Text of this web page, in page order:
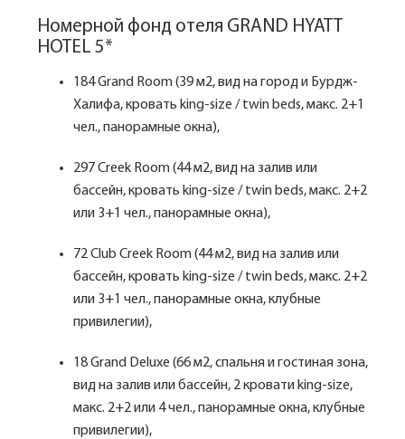
Номерной фонд отеля GRAND HYATT
HOTEL 5*
184 Grand Room (39 м2, вид на город и Бурдж-
Халифа, кровать king-size / twin beds, макс. 2+1
чел., панорамные окна),
297 Creek Room (44 м2, вид на залив или
бассейн, кровать king-size / twin beds, макс. 2+2
или 3+1 чел., панорамные окна),
72 Club Creek Room (44 м2, вид на залив или
бассейн, кровать king-size / twin beds, макс. 2+2
или 3+1 чел., панорамные окна, клубные
привилегии),
18 Grand Deluxe (66 м2, спальня и гостиная зона,
вид на залив или бассейн, 2 кровати king-size,
макс. 2+2 или 4 чел., панорамные окна, клубные
привилегии),